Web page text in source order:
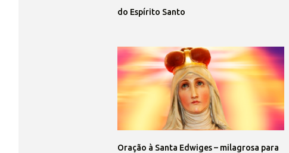
do Espírito Santo
Oração à Santa Edwiges – milagrosa para